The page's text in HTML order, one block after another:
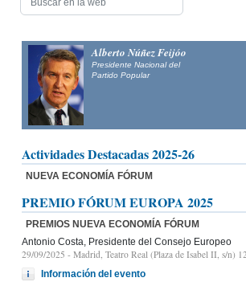
Alberto Núñez Feijóo
Presidente Nacional del
Partido Popular
Actividades Destacadas 2025-26
NUEVA ECONOMÍA FÓRUM
PREMIO FÓRUM EUROPA 2025
PREMIOS NUEVA ECONOMÍA FÓRUM
Antonio Costa, Presidente del Consejo Europeo
29/09/2025 - Madrid, Teatro Real (Plaza de Isabel II, s/n)
Información del evento